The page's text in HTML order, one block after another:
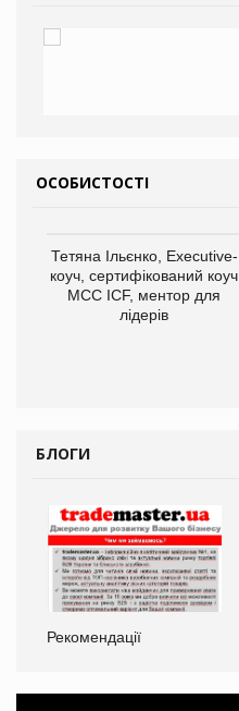
ОСОБИСТОСТІ
Тетяна Ільєнко, Executive-
коуч, сертифікований коуч
МСС ICF, ментор для
лідерів
БЛОГИ
Рекомендації